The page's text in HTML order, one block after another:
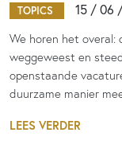
TOPICS 15 / 06
We horen het
weggeweest en
openstaande
duurzame manier
LEES VERDER